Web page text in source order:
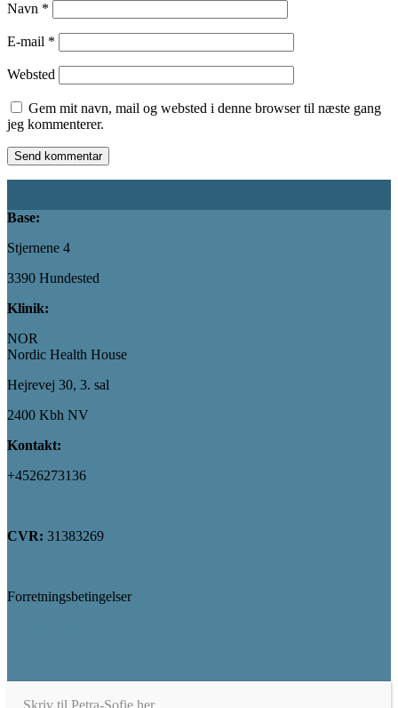
Navn *
E-mail *
Websted
Gem mit navn, mail og websted i denne browser til næste gang
jeg kommenterer.
Base:
Stjernene 4
3390 Hundested
Klinik:
NOR
Nordic Health House
Hejrevej 30, 3. sal
2400 Kbh NV
Kontakt:
+4526273136
CVR: 31383269
Forretningsbetingelser